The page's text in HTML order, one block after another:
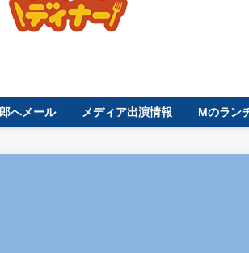
へメール メディア出演情報 Mのラン